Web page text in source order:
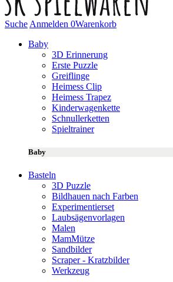
Suche Anmelden 0Warenkorb
Baby
3D Erinnerung
Erste Puzzle
Greiflinge
Heimess Clip
Heimess Trapez
Kinderwagenkette
Schnullerketten
Spieltrainer
Baby
Basteln
3D Puzzle
Bildhauen nach Farben
Experimentierset
Laubsägenvorlagen
Malen
MamMütze
Sandbilder
Scraper - Kratzbilder
Werkzeug